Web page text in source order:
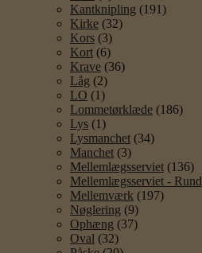
Kantknipling (191)
Kirke (32)
Kors (3)
Kort (6)
Krave (36)
Låg (2)
LO (1)
Lommetørklæde (186)
Lys (1)
Lysmanchet (34)
Manchet (3)
Mellemlægsserviet (136)
Mellemlægsserviet - Rund
Mellemværk (197)
Nøglering (9)
Ophæng (37)
Oval (32)